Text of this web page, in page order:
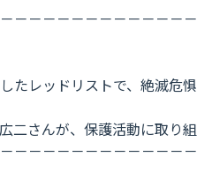
－－－－－－－－－－－－
レッドリストで、絶滅危
さんが、保護活動に取り組
－－－－－－－－－－－－